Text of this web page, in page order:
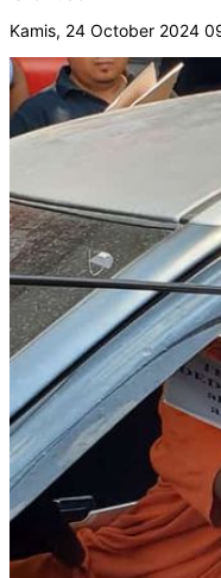
Kamis, 24 October 2024